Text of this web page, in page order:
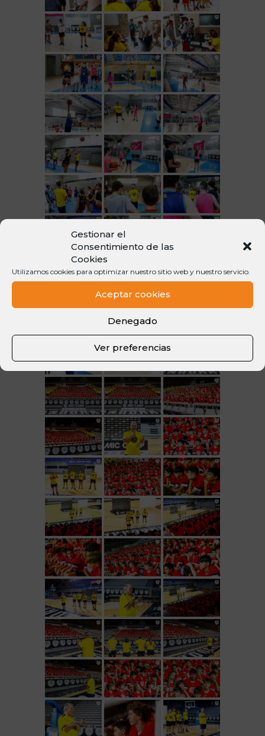
Gestionar el
Consentimiento de las
Cookies
Utilizamos cookies para optimizar nuestro sitio web y nuestro servicio.
Aceptar cookies
Denegado
Ver preferencias